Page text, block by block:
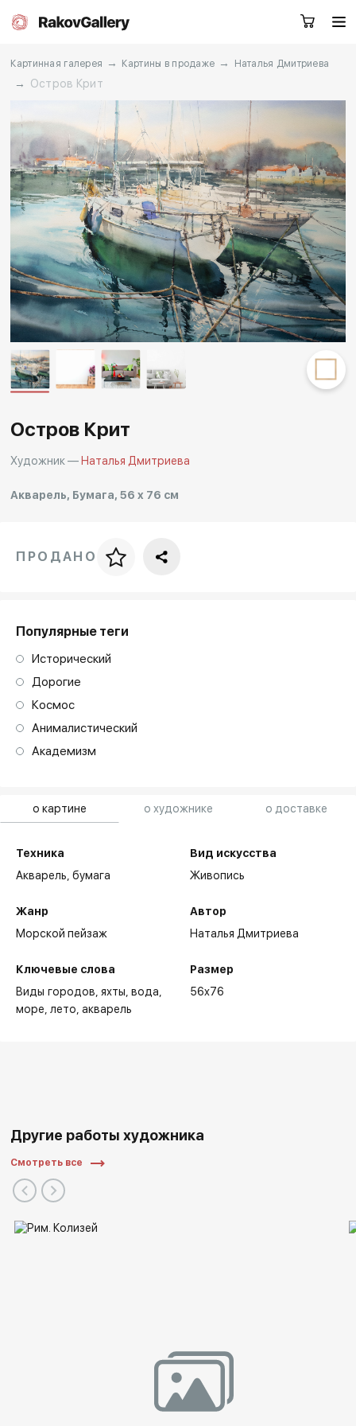
Москва
RU EN CN
Каталог Художники
О нас Услуги
События Контакты
Другие проекты
Заказать звонок
Картинная галерея → Картины в продаже → Наталья Дмитриева
→ Остров Крит
о картине о художнике о доставке
Техника
Акварель,бумага
Жанр
Морской пейзаж
Ключевые слова
Виды городов яхты вода
море лето акварель
Вид искусства
Живопись
Автор
Наталья Дмитриева
Размер
56x76
Список выставок
Остров Крит
Художник — Наталья Дмитриева
Акварель, Бумага, 56 x 76 см
Цена за багет
ПРОДАНО
Популярные теги
Исторический
Дорогие
Космос
Анималистический
Академизм
Другие работы художника
Смотреть все